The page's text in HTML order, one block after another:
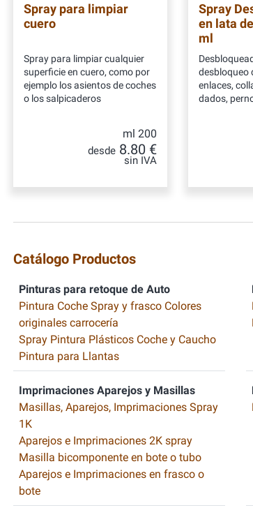
Spray para limpiar
cuero
Spray para limpiar cualquier
superficie en cuero, como por
ejemplo los asientos de coches
o los salpicaderos
ml 200
desde8.80 €
sin IVA
Spray
en lata
ml
desbloqueo
enlaces,
dados,
Catálogo Productos
Pinturas para retoque de Auto
Pintura Coche Spray y frasco Colores
originales carrocería
Spray Pintura Plásticos Coche y Caucho
Pintura para Llantas
Imprimaciones Aparejos y Masillas
Masillas, Aparejos, Imprimaciones Spray
1K
Aparejos e Imprimaciones 2K spray
Masilla bicomponente en bote o tubo
Aparejos e Imprimaciones en frasco o
bote